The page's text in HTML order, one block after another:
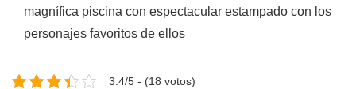
magnífica piscina con espectacular estampado con los
personajes favoritos de ellos
3.4/5 - (18 votos)